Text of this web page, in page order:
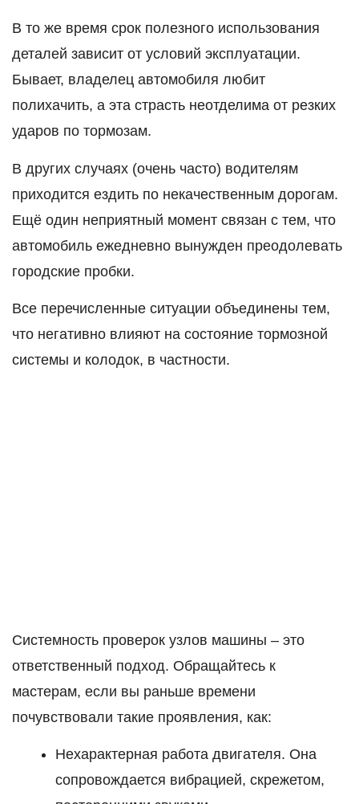
В то же время срок полезного использования
деталей зависит от условий эксплуатации.
Бывает, владелец автомобиля любит
полихачить, а эта страсть неотделима от резких
ударов по тормозам.
В других случаях (очень часто) водителям
приходится ездить по некачественным дорогам.
Ещё один неприятный момент связан с тем, что
автомобиль ежедневно вынужден преодолевать
городские пробки.
Все перечисленные ситуации объединены тем,
что негативно влияют на состояние тормозной
системы и колодок, в частности.
Системность проверок узлов машины – это
ответственный подход. Обращайтесь к
мастерам, если вы раньше времени
почувствовали такие проявления, как:
Нехарактерная работа двигателя. Она
сопровождается вибрацией, скрежетом,